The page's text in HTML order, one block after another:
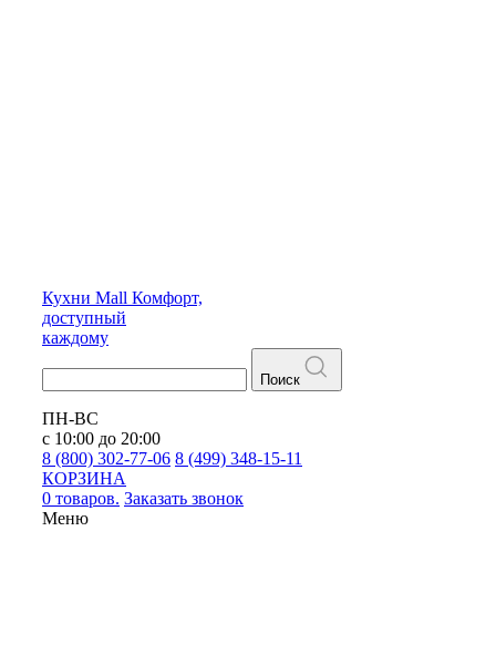
Кухни Mall Комфорт,
доступный
каждому
Поиск
ПН-ВС
с 10:00 до 20:00
8 (800) 302-77-06 8 (499) 348-15-11
КОРЗИНА
0 товаров. Заказать звонок
Меню